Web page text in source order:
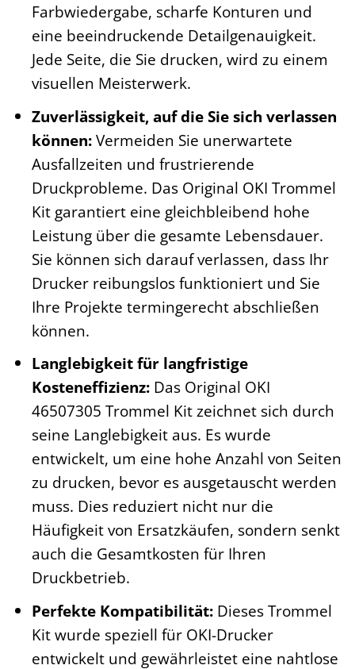
Farbwiedergabe, scharfe Konturen und
eine beeindruckende Detailgenauigkeit.
Jede Seite, die Sie drucken, wird zu einem
visuellen Meisterwerk.
Zuverlässigkeit, auf die Sie sich verlassen
können:Vermeiden Sie unerwartete
Ausfallzeiten und frustrierende
Druckprobleme. Das Original OKI Trommel
Kit garantiert eine gleichbleibend hohe
Leistung über die gesamte Lebensdauer.
Sie können sich darauf verlassen, dass Ihr
Drucker reibungslos funktioniert und Sie
Ihre Projekte termingerecht abschließen
können.
Langlebigkeit für langfristige
Kosteneffizienz:Das Original OKI
46507305 Trommel Kit zeichnet sich durch
seine Langlebigkeit aus. Es wurde
entwickelt, um eine hohe Anzahl von Seiten
zu drucken, bevor es ausgetauscht werden
muss. Dies reduziert nicht nur die
Häufigkeit von Ersatzkäufen, sondern senkt
auch die Gesamtkosten für Ihren
Druckbetrieb.
Perfekte Kompatibilität:Dieses Trommel
Kit wurde speziell für OKI-Drucker
entwickelt und gewährleistet eine nahtlose